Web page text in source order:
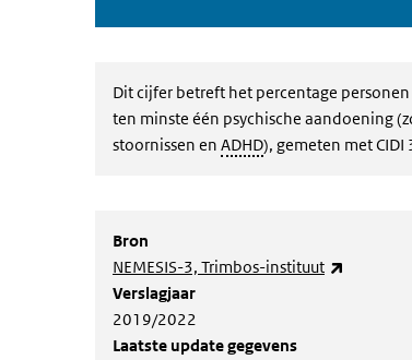
Dit cijfer betreft het percentage
ten minste één psychische aandoening
stoornissen en ADHD), gemeten met CIDI
Bron
NEMESIS-3, Trimbos-instituut
Verslagjaar
2019/2022
Laatste update gegevens